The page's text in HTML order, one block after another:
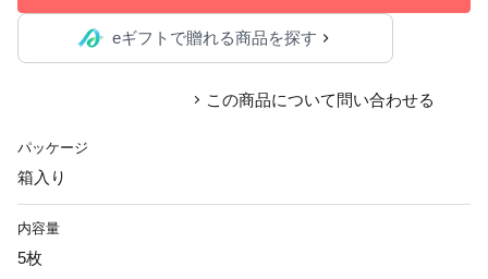
eギフトで贈れる商品を探す
この商品について問い合わせる
パッケージ
箱入り
内容量
5枚